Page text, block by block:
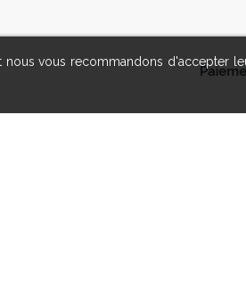
vous recommandons d'accepter